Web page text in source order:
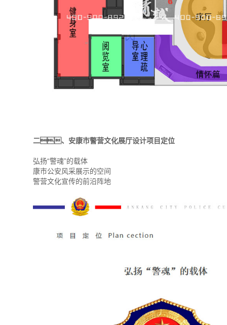
二、安康市警营文化展厅设计项目定位
弘扬“警魂”的载体
康市公安风采展示的空间
警营文化宣传的前沿阵地